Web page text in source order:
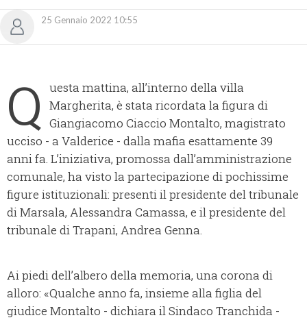
25 Gennaio 2022 10:55
Q
uesta mattina, all’interno della villa
Margherita, è stata ricordata la figura di
Giangiacomo Ciaccio Montalto, magistrato
ucciso - a Valderice - dalla mafia esattamente 39
anni fa. L’iniziativa, promossa dall’amministrazione
comunale, ha visto la partecipazione di pochissime
figure istituzionali: presenti il presidente del tribunale
di Marsala, Alessandra Camassa, e il presidente del
tribunale di Trapani, Andrea Genna.
Ai piedi dell’albero della memoria, una corona di
alloro: «Qualche anno fa, insieme alla figlia del
giudice Montalto - dichiara il Sindaco Tranchida -